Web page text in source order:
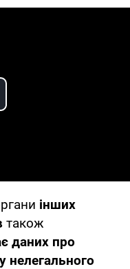
Video
інших
також
даних про
нелегального